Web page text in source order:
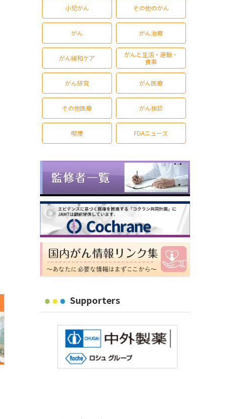
小児がん その他のがん
がん がん治療
がん緩和ケア
がんと生活・運動・
食事
がん研究 がん医療
その他医療 がん検診
喫煙 FDAニュース
Supporters